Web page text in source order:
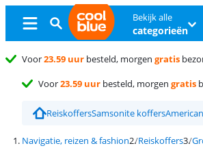
Bekijk alle
categorieën
Voor23.59 uur besteld, morgen gratis
Voor23.59 uur besteld, morgen gratis
ReiskoffersSamsonite koffers
Navigatie, reizen & fashion Reiskoffers